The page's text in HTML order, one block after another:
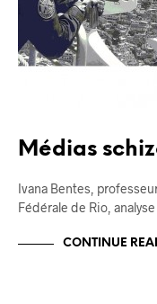
Médias
Ivana Bentes,
Fédérale de Rio,
CONTINUE